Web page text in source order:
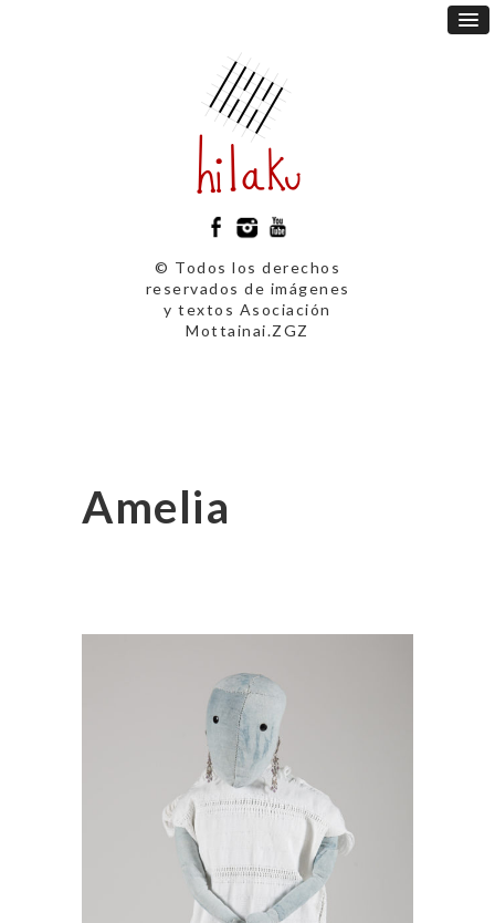
© Todos los derechos
reservados de imágenes
y textos Asociación
Mottainai.ZGZ
Amelia